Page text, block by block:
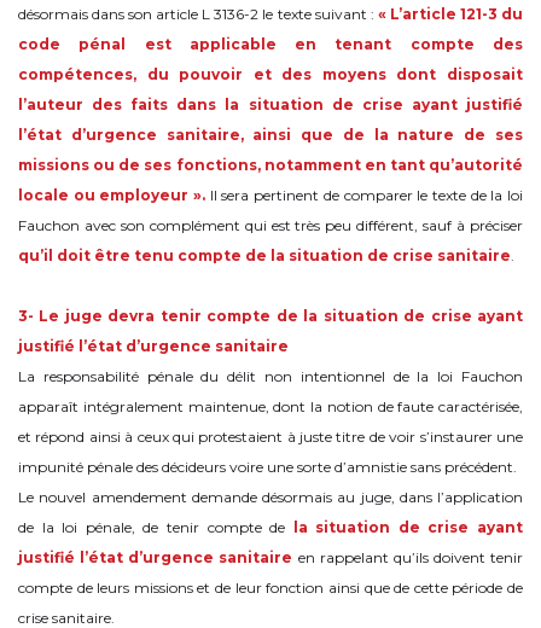
désormais dans son article L 3136-2 le texte suivant : « L’article 121-3 du
code pénal est applicable en tenant compte des
compétences, du pouvoir et des moyens dont disposait
l’auteur des faits dans la situation de crise ayant justifié
l’état d’urgence sanitaire, ainsi que de la nature de ses
missions ou de ses fonctions, notamment en tant qu’autorité
locale ou employeur ». Il sera pertinent de comparer le texte de la loi
Fauchon avec son complément qui est très peu différent, sauf à préciser
qu’il doit être tenu compte de la situation de crise sanitaire
3- Le juge devra tenir compte de la situation de crise ayant
justifié l’état d’urgence sanitaire
La responsabilité pénale du délit non intentionnel de la loi Fauchon
apparaît intégralement maintenue, dont la notion de faute caractérisée,
et répond ainsi à ceux qui protestaient à juste titre de voir s’instaurer une
impunité pénale des décideurs voire une sorte d’amnistie sans précédent.
Le nouvel amendement demande désormais au juge, dans l’application
de la loi pénale, de tenir compte de la situation de crise ayant
justifié l’état d’urgence sanitaire en rappelant qu’ils doivent tenir
compte de leurs missions et de leur fonction ainsi que de cette période de
crise sanitaire.